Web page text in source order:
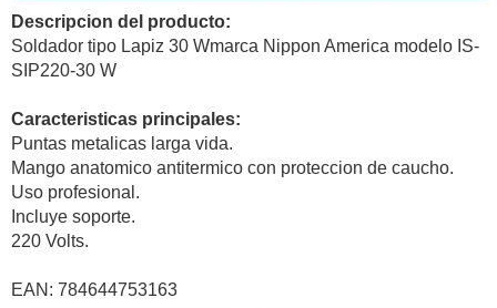
Descripcion del producto:
Soldador tipo Lapiz 30 Wmarca Nippon America modelo IS-
SIP220-30 W
Caracteristicas principales:
Puntas metalicas larga vida.
Mango anatomico antitermico con proteccion de caucho.
Uso profesional.
Incluye soporte.
220 Volts.
EAN: 784644753163